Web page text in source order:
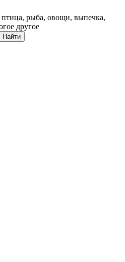
рыба, овощи, выпечка,
другое